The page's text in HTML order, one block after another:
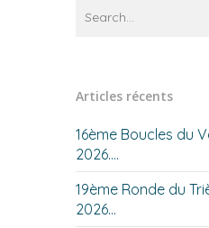
Articles récents
16ème Boucles du
2026….
19ème Ronde du
2026…